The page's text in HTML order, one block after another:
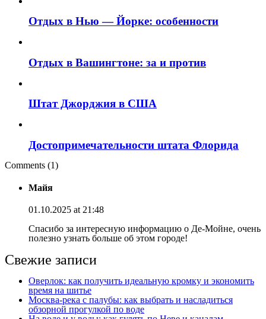
Отдых в Нью — Йорке: особенности
Отдых в Вашингтоне: за и против
Штат Джорджия в США
Достопримечательности штата Флорида
Comments (1)
Майя
01.10.2025 at 21:48
Спасибо за интересную информацию о Де-Мойне, очень
полезно узнать больше об этом городе!
Свежие записи
Оверлок: как получить идеальную кромку и экономить
время на шитье
Москва‑река с палубы: как выбрать и насладиться
обзорной прогулкой по воде